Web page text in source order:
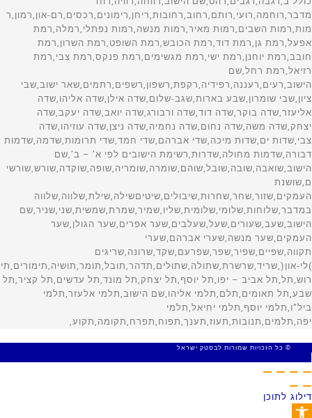
© כל הזכויות שמורות לבסטק ישראל
דילוג לתוכן
פתח סרגל נגישות